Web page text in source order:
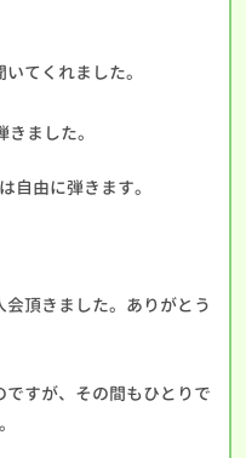
てくれました。
ました。
自由に弾きます。
頂きました。ありがとう
すが、その間もひとりで